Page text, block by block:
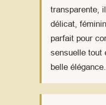
transparente,
délicat,
parfait pour
sensuelle tout
belle élégance.